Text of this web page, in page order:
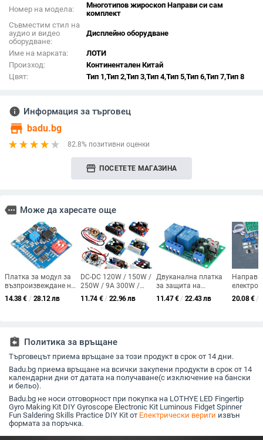
Номер на модела:
Многотипов жироскоп Направи си сам
комплект
Съвместим стил на
аудио и видео
оборудване:
Дисплейно оборудване
Име на марката:
ЛОТИ
Произход:
Континентален Китай
Цвят:
Тип 1,Тип 2,Тип 3,Тип 4,Тип 5,Тип 6,Тип 7,Тип 8
info Информация за търговец
store badu.bg
82.8% позитивни оценки
storefront ПОСЕТЕТЕ МАГАЗИНА
more Може да харесате още
Платка за модул за
възпроизвеждане на
глас MP3 музикален
плейър 5W Сериен
Аксесоари DY-SV8F
Dropship
14.38€ / 28.12 лв
DC-DC 120W / 150W /
250W / 9A 300W /
300W 20A / 400W
15A / 600W 10A
преобразувател,
захранващ модул
11.74 € / 22.96 лв
Двуканална платка
за защита на
високоговорителите
Комплект
Забавяне при
Protect Kit
11.47€ / 22.43 лв
субуфер
20.08€ /
assignment_return Политика за връщане
Търговецът приема връщане за този продукт в срок от 14 дни.
Badu.bg приема връщане на всички закупени продукти в срок от 14
календарни дни от датата на получаване(с изключение на бански
и бельо).
Badu.bg не носи отговорност при покупка на LOTHYE LED Fingertip
Gyro Making Kit DIY Gyroscope Electronic Kit Luminous Fidget Spinner
Fun Saldering Skills Practice DIY Kit от Електрически вериги извън
формата за поръчка.